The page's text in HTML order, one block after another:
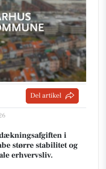
Del artikel
i
større stabilitet og
erhvervsliv.